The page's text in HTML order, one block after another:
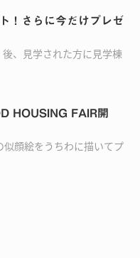
！さらに今だけプレゼ
、見学された方に見学棟
HOUSING FAIR開
似顔絵をうちわに描いてプ